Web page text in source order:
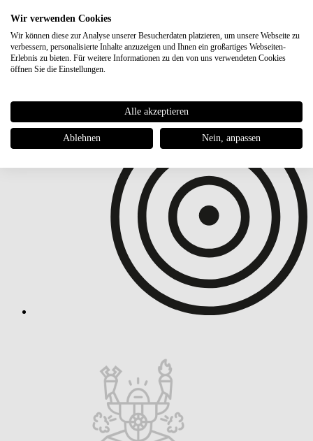
Carhartt WIP Mini Watch Hat Keychain
€ 14,95
Wir verwenden Cookies
Wir können diese zur Analyse unserer Besucherdaten platzieren, um unsere Webseite zu
verbessern, personalisierte Inhalte anzuzeigen und Ihnen ein großartiges Webseiten-
Erlebnis zu bieten. Für weitere Informationen zu den von uns verwendeten Cookies
öffnen Sie die Einstellungen.
Alle akzeptieren
Ablehnen Nein, anpassen